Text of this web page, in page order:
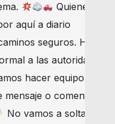
Quienes
aquí a diario
seguros. Haré
a las autoridades,
hacer equipo.
mensaje o comenta
No vamos a soltar